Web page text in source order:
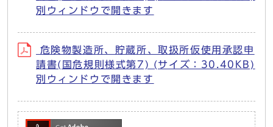
別ウィンドウで開きます
危険物製造所、貯蔵所、取扱所仮使用承認申
請書(国危規則様式第7) (サイズ：30.40KB)
別ウィンドウで開きます